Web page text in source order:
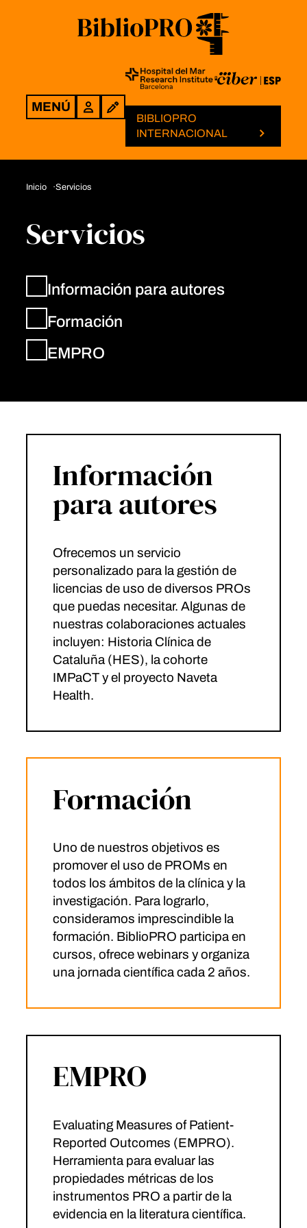
MENÚ Login
BIBLIOPRO
INTERNACIONAL
Inicio Servicios
Servicios
Información para autores
Formación
EMPRO
Información
para autores
Ofrecemos un servicio
personalizado para la gestión de
licencias de uso de diversos PROs
que puedas necesitar. Algunas de
nuestras colaboraciones actuales
incluyen: Historia Clínica de
Cataluña (HES), la cohorte
IMPaCT y el proyecto Naveta
Health.
Formación
Uno de nuestros objetivos es
promover el uso de PROMs en
todos los ámbitos de la clínica y la
investigación. Para lograrlo,
consideramos imprescindible la
formación. BiblioPRO participa en
cursos, ofrece webinars y organiza
una jornada científica cada 2 años.
EMPRO
Evaluating Measures of Patient-
Reported Outcomes (EMPRO).
Herramienta para evaluar las
propiedades métricas de los
instrumentos PRO a partir de la
evidencia en la literatura científica.